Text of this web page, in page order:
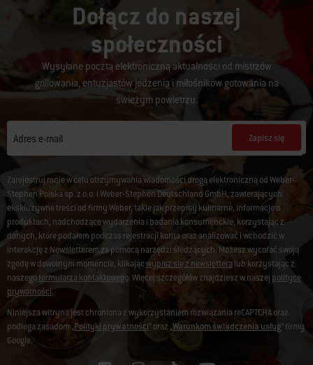
Dołącz do naszej
społeczności
Wysyłane pocztą elektroniczną aktualności od mistrzów
grillowania, entuzjastów jedzenia i miłośników gotowania na
świeżym powietrzu.
Adres e-mail Zapisz się
Zarejestruj mnie w celu otrzymywania wiadomości drogą elektroniczną od Weber-
Stephen Polska sp. z o.o. i Weber-Stephen Deutschland GmbH, zawierających
ekskluzywne treści od firmy Weber, takie jak przepisy kulinarne, informacje o
produktach, nadchodzące wydarzenia i badania konsumenckie, korzystając z
danych, które podałem podczas rejestracji konta oraz analizować i wchodzić w
interakcję z Newsletterem za pomocą narzędzi śledzących. Możesz wycofać swoją
zgodę w dowolnym momencie, klikającwypisz się z newslettera lub korzystając z
naszegoformularza kontaktowego. Więcej szczegółów znajdziesz w naszej polityce
prywatności.
Niniejsza witryna jest chroniona z wykorzystaniem rozwiązania reCAPTCHA oraz
podlega zasadom „Polityki prywatności” oraz „Warunkom świadczenia usług” firmy
Google.